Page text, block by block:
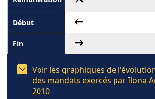
Voir les graphiques de
des mandats exercés par Ilona
2010